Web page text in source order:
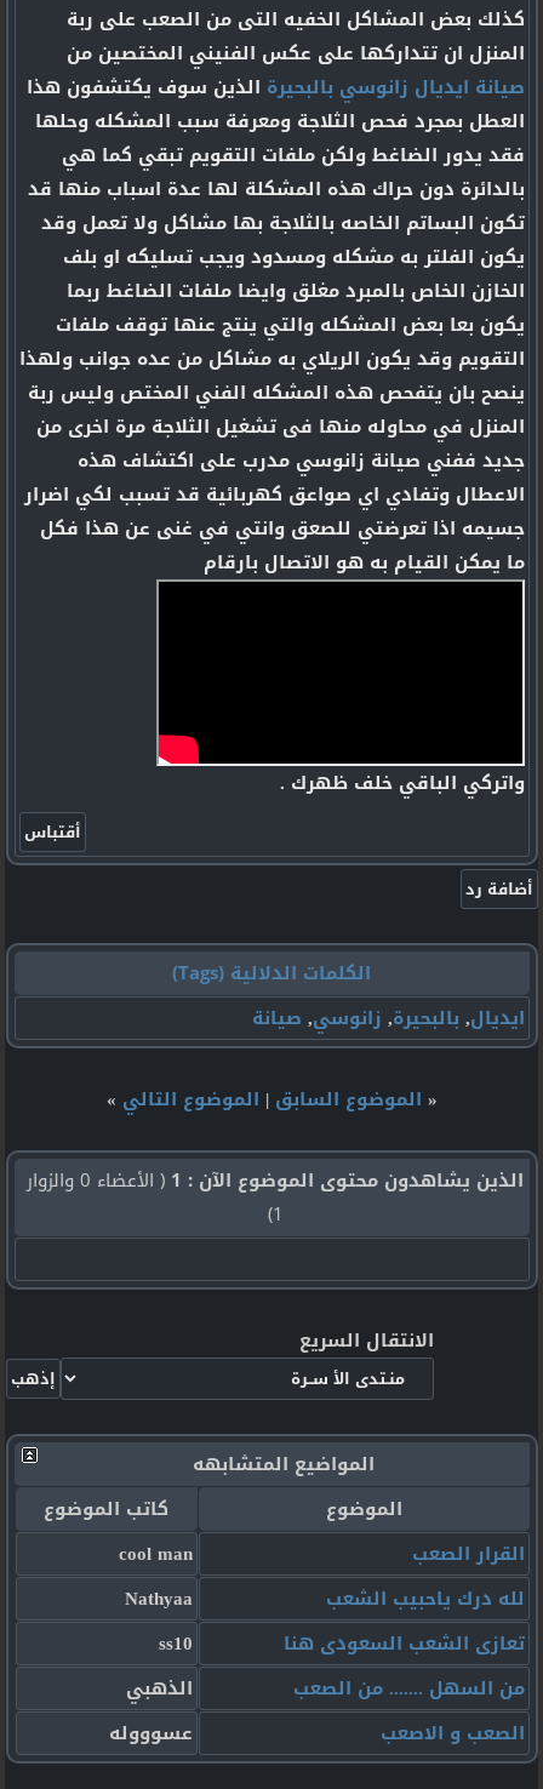
كذلك بعض المشاكل الخفيه التى من الصعب على ربة
المنزل ان تتداركها على عكس الفنيني المختصين من
صيانة ايديال زانوسي بالبحيرة الذين سوف يكتشفون هذا
العطل بمجرد فحص الثلاجة ومعرفة سبب المشكله وحلها
فقد يدور الضاغط ولكن ملفات التقويم تبقي كما هي
بالدائرة دون حراك هذه المشكلة لها عدة اسباب منها قد
تكون البساتم الخاصه بالثلاجة بها مشاكل ولا تعمل وقد
يكون الفلتر به مشكله ومسدود ويجب تسليكه او بلف
الخازن الخاص بالمبرد مغلق وايضا ملفات الضاغط ربما
يكون بعا بعض المشكله والتي ينتج عنها توقف ملفات
التقويم وقد يكون الريلاي به مشاكل من عده جوانب ولهذا
ينصح بان يتفحص هذه المشكله الفني المختص وليس ربة
المنزل في محاوله منها فى تشغيل الثلاجة مرة اخرى من
جديد ففني صيانة زانوسي مدرب على اكتشاف هذه
الاعطال وتفادي اي صواعق كهربائية قد تسبب لكي اضرار
جسيمه اذا تعرضتي للصعق وانتي في غنى عن هذا فكل
ما يمكن القيام به هو الاتصال بارقام
واتركي الباقي خلف ظهرك .
الكلمات الدلالية (Tags)
ايديال, بالبحيرة, زانوسي, صيانة
« الموضوع السابق | الموضوع التالي »
الذين يشاهدون محتوى الموضوع الآن : 1
( الأعضاء 0 والزوار
1)
الانتقال السريع
المواضيع المتشابهه
الموضوع
كاتب الموضوع
القرار الصعب
cool man
لله درك ياحبيب الشعب
Nathyaa
تعازى الشعب السعودى هنا
ss10
من السهل ....... من الصعب
الذهبي
الصعب و الاصعب
عسوووله